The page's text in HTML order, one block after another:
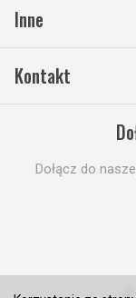
Inne
Kontakt
Dołącz do